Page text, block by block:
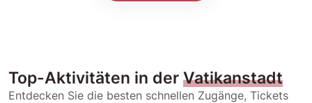
Top-Aktivitäten in der Vatikanstadt
Entdecken Sie die besten schnellen Zugänge, Tickets